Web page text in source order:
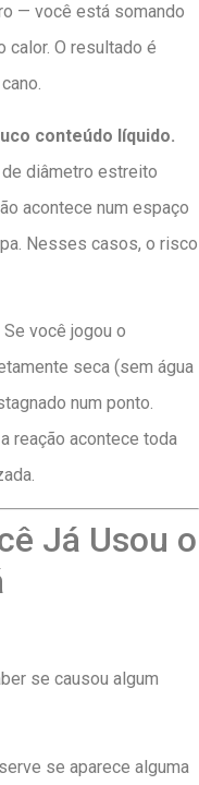
— você está somando
calor. O resultado é
conteúdo líquido.
diâmetro estreito
acontece num espaço
Nesses casos, o risco
Se você jogou o
seca (sem água
num ponto.
reação acontece toda
Já Usou o
se causou algum
se aparece alguma